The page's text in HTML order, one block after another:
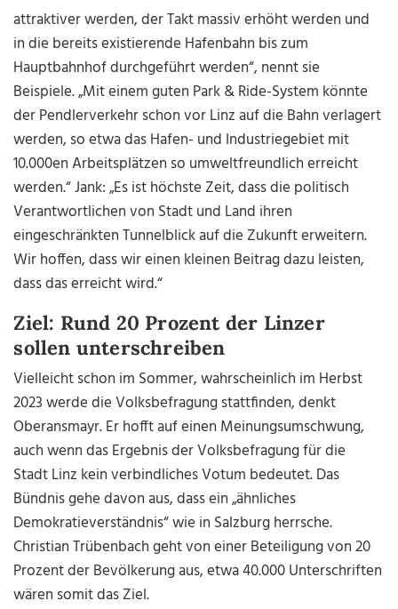
attraktiver werden, der Takt massiv erhöht werden und
in die bereits existierende Hafenbahn bis zum
Hauptbahnhof durchgeführt werden“, nennt sie
Beispiele. „Mit einem guten Park & Ride-System könnte
der Pendlerverkehr schon vor Linz auf die Bahn verlagert
werden, so etwa das Hafen- und Industriegebiet mit
10.000en Arbeitsplätzen so umweltfreundlich erreicht
werden.“ Jank: „Es ist höchste Zeit, dass die politisch
Verantwortlichen von Stadt und Land ihren
eingeschränkten Tunnelblick auf die Zukunft erweitern.
Wir hoffen, dass wir einen kleinen Beitrag dazu leisten,
dass das erreicht wird.“
Ziel: Rund 20 Prozent der Linzer
sollen unterschreiben
Vielleicht schon im Sommer, wahrscheinlich im Herbst
2023 werde die Volksbefragung stattfinden, denkt
Oberansmayr. Er hofft auf einen Meinungsumschwung,
auch wenn das Ergebnis der Volksbefragung für die
Stadt Linz kein verbindliches Votum bedeutet. Das
Bündnis gehe davon aus, dass ein „ähnliches
Demokratieverständnis“ wie in Salzburg herrsche.
Christian Trübenbach geht von einer Beteiligung von 20
Prozent der Bevölkerung aus, etwa 40.000 Unterschriften
wären somit das Ziel.